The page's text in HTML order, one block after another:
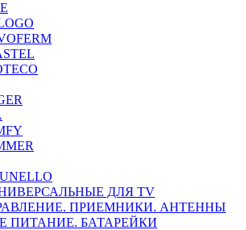
ДЛЯ TV
ПРИЕМНИКИ. АНТЕННЫ
ПИТАНИЕ. БАТАРЕЙКИ